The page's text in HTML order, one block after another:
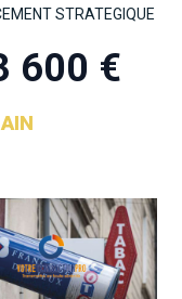
STRATEGIQUE
600 €